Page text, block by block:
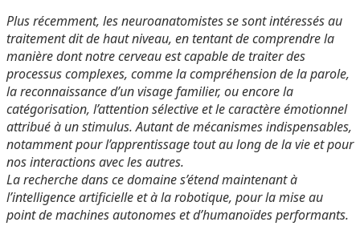
Plus récemment, les neuroanatomistes se sont intéressés au
traitement dit de haut niveau, en tentant de comprendre la
manière dont notre cerveau est capable de traiter des
processus complexes, comme la compréhension de la parole,
la reconnaissance d’un visage familier, ou encore la
catégorisation, l’attention sélective et le caractère émotionnel
attribué à un stimulus. Autant de mécanismes indispensables,
notamment pour l’apprentissage tout au long de la vie et pour
nos interactions avec les autres.
La recherche dans ce domaine s’étend maintenant à
l’intelligence artificielle et à la robotique, pour la mise au
point de machines autonomes et d’humanoïdes performants.